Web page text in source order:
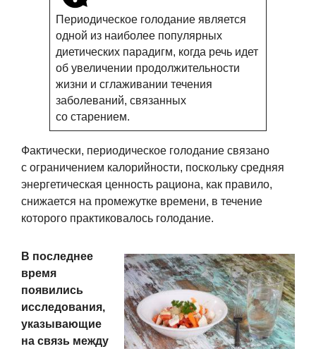
Периодическое голодание является
одной из наиболее популярных
диетических парадигм, когда речь идет
об увеличении продолжительности
жизни и сглаживании течения
заболеваний, связанных
со старением.
Фактически, периодическое голодание связано
с ограничением калорийности, поскольку средняя
энергетическая ценность рациона, как правило,
снижается на промежутке времени, в течение
которого практиковалось голодание.
В последнее
время
появились
исследования,
указывающие
на связь между